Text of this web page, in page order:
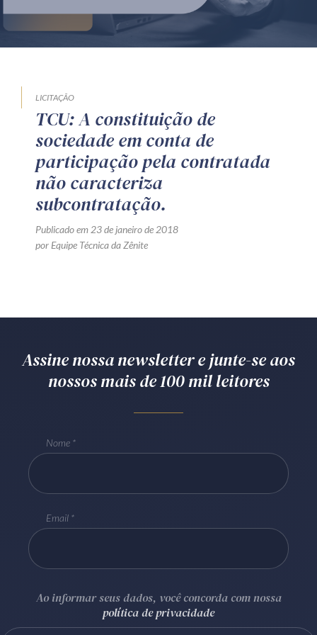
Produtos e serviços
Mentoria Zênite
Capacitação
Zênite Online
Eventos presenciais
Zênite in Company
Curitiba/PR CEP
LICITAÇÃO
TCU: A constituição de
sociedade em conta de
participação pela contratada
não caracteriza
subcontratação.
Publicado em 23 de janeiro de 2018
por Equipe Técnica da Zênite
Assine nossa newsletter e junte-se aos
nossos mais de 100 mil leitores
Nome
Email
Ao informar seus dados, você concorda com nossa
política de privacidade